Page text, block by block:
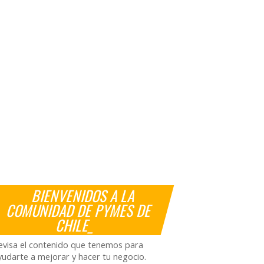
BIENVENIDOS A LA
COMUNIDAD DE PYMES DE
CHILE_
el contenido que tenemos para
a mejorar y hacer tu negocio.